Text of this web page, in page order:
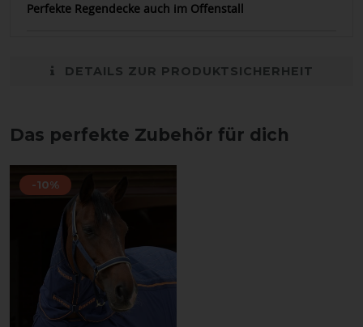
Perfekte Regendecke auch im Offenstall
DETAILS ZUR PRODUKTSICHERHEIT
Das perfekte Zubehör für dich
-10%